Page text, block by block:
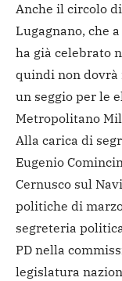
Anche il circolo
Lugagnano, che
ha già celebrato
quindi non
un seggio per le
Metropolitano
Alla carica di
Eugenio
Cernusco sul
politiche di
segreteria
PD nella
legislatura